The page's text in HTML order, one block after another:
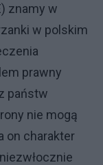
znamy w
w polskim
prawny
państw
nie mogą
on charakter